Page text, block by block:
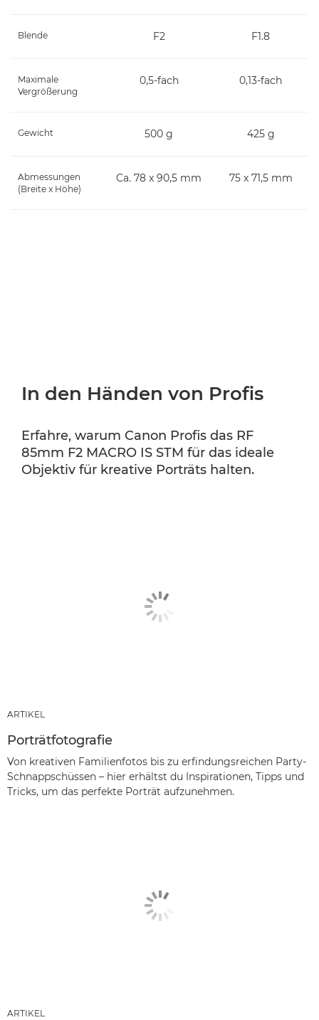
Blende F2 F1.8
Maximale
Vergrößerung
0,5-fach 0,13-fach
Gewicht 500 g 425 g
Abmessungen
(Breite x Höhe)
Ca. 78 x 90,5 mm 75 x 71,5 mm
In den Händen von Profis
Erfahre, warum Canon Profis das RF
85mm F2 MACRO IS STM für das ideale
Objektiv für kreative Porträts halten.
ARTIKEL
Porträtfotografie
Von kreativen Familienfotos bis zu erfindungsreichen Party-
Schnappschüssen – hier erhältst du Inspirationen, Tipps und
Tricks, um das perfekte Porträt aufzunehmen.
ARTIKEL